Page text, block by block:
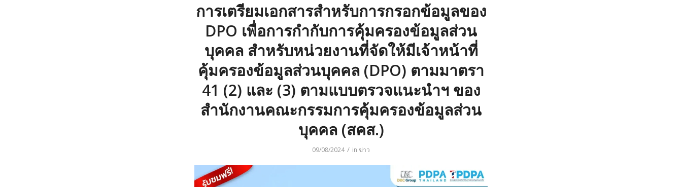
การเตรียมเอกสารสำหรับการกรอกข้อมูลของ
DPO เพื่อการกำกับการคุ้มครองข้อมูลส่วน
บุคคล สำหรับหน่วยงานที่จัดให้มีเจ้าหน้าที่
คุ้มครองข้อมูลส่วนบุคคล (DPO) ตามมาตรา
41 (2) และ (3) ตามแบบตรวจแนะนำฯ ของ
สำนักงานคณะกรรมการคุ้มครองข้อมูลส่วน
บุคคล (สคส.)
09/08/2024 / in ข่าว